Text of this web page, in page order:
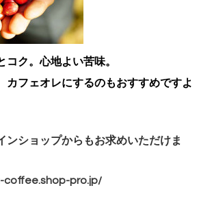
コク。心地よい苦味。
カフェオレにするのもおすすめですよ
ンショップからもお求めいただけま
coffee.shop-pro.jp/